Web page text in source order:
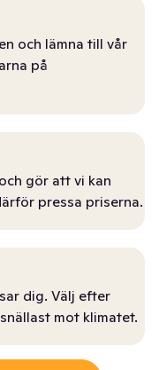
och lämna till vår
på
gör att vi kan
pressa priserna.
dig. Välj efter
mot klimatet.